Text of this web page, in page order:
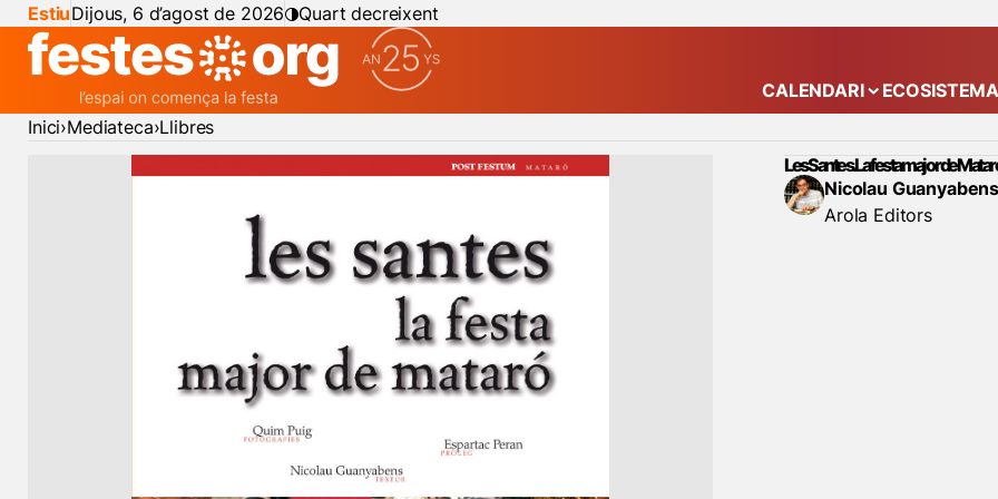
EstiuDijous, 6 d’agost de 2026 Quart decreixent
CALENDARI Mostra el
ECOSISTEMA
Inici Mediateca Llibres
Les Santes. La festa major de
Nicolau
Arola Editors